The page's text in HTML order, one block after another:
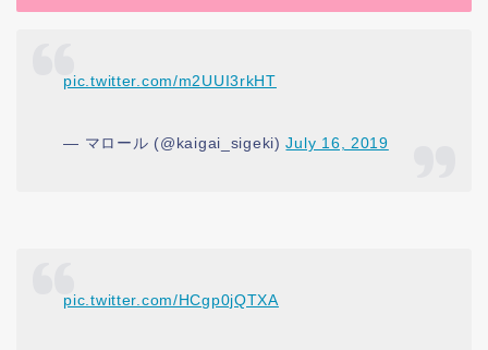
pic.twitter.com/m2UUI3rkHT
— マロール (@kaigai_sigeki)July 16, 2019
pic.twitter.com/HCgp0jQTXA